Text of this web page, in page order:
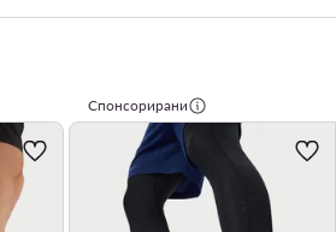
Спонсорирани